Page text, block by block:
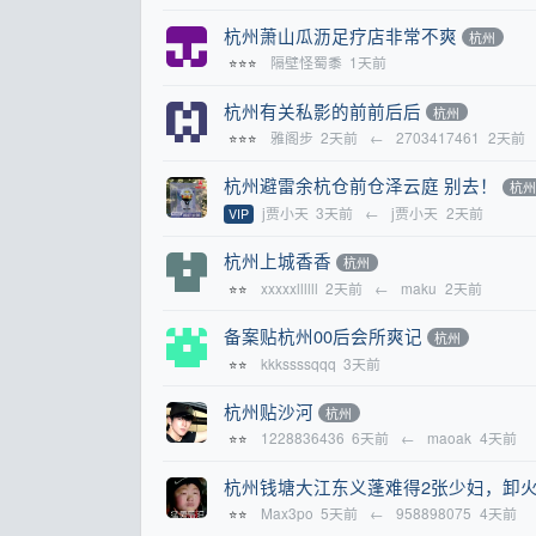
杭州萧山瓜沥足疗店非常不爽 杭州
⭐⭐⭐ 隔壁怪蜀黍 1天前
杭州有关私影的前前后后 杭州
⭐⭐⭐ 雅阁步 2天前 ← 2703417461 2天前
杭州避雷余杭仓前仓泽云庭 别去！ 杭州
VIP j贾小天 3天前 ← j贾小天 2天前
杭州上城香香 杭州
⭐⭐ xxxxxllllll 2天前 ← maku 2天前
备案贴杭州00后会所爽记 杭州
⭐⭐ kkkssssqqq 3天前
杭州贴沙河 杭州
⭐⭐ 1228836436 6天前 ← maoak 4天前
杭州钱塘大江东义蓬难得2张少妇，卸
⭐⭐ Max3po 5天前 ← 958898075 4天前